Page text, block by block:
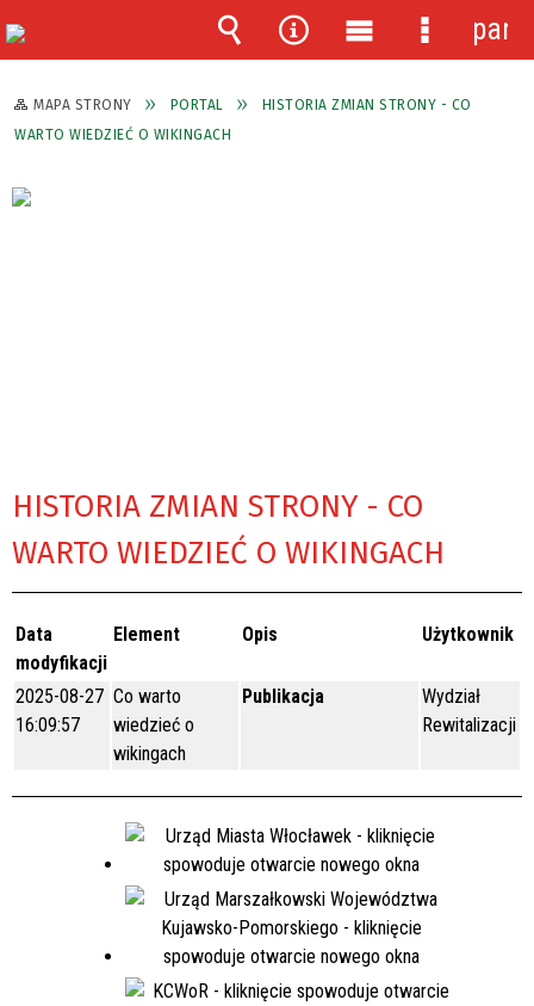
MAPA STRONY PORTAL
HISTORIA ZMIAN STRONY - CO
WARTO WIEDZIEĆ O WIKINGACH
HISTORIA ZMIAN STRONY - CO
WARTO WIEDZIEĆ O WIKINGACH
Data
modyfikacji
Element Opis Użytkownik
2025-08-27
16:09:57
Co warto
wiedzieć o
wikingach
Publikacja
Wydział
Rewitalizacji
Wyszukiwarka
Narzędzia
Menu
główne
Menu